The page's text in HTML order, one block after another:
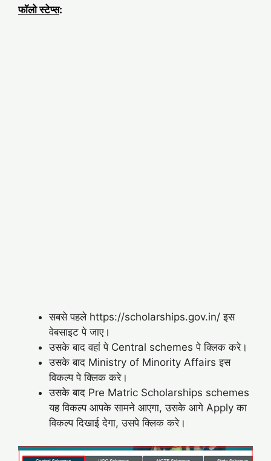
फॉलो स्टेप्स:
सबसे पहले https://scholarships.gov.in/ इस
वेबसाइट पे जाए।
उसके बाद वहां पे Central schemes पे क्लिक करे।
उसके बाद Ministry of Minority Affairs इस
विकल्प पे क्लिक करे।
उसके बाद Pre Matric Scholarships schemes
यह विकल्प आपके सामने आएगा, उसके आगे Apply का
विकल्प दिखाई देगा, उसपे क्लिक करे।